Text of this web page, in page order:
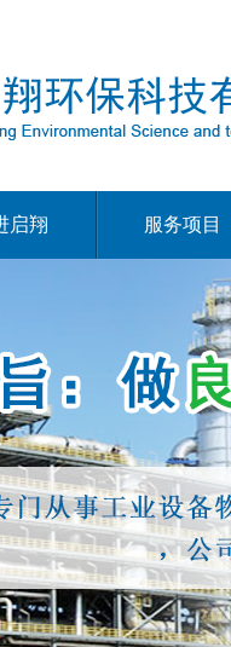
启翔 服务项目